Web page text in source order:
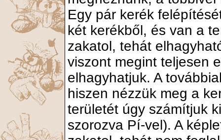
Egy pár kerék
két kerékből, és van a
zakatol, tehát
viszont megint teljesen
elhagyhatjuk. A
hiszen nézzük meg a
területét úgy számítjuk
szorozva Pí-vel). A